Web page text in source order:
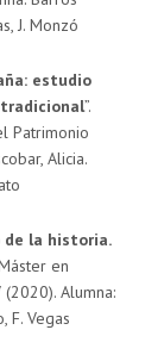
J. Monzó
estudio
”.
Patrimonio
Alicia.
de la historia.
en
Alumna:
F. Vegas